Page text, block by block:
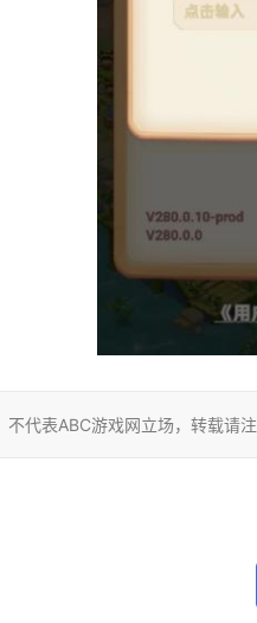
代表ABC游戏网立场，转载请注